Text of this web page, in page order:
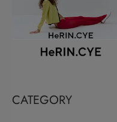
CATEGORY